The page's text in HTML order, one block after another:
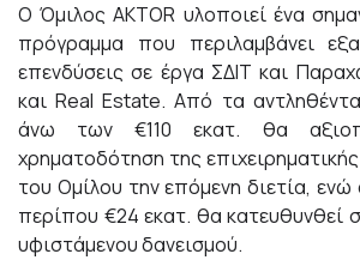
Ο Όμιλος AKTOR υλοποιεί ένα
πρόγραμμα που περιλαμβάνει
επενδύσεις σε έργα ΣΔΙΤ και
και Real Estate. Από τα
άνω των €110 εκατ. θα
χρηματοδότηση της
του Ομίλου την επόμενη διετία,
περίπου €24 εκατ. θα κατευθυνθεί
υφιστάμενου δανεισμού.